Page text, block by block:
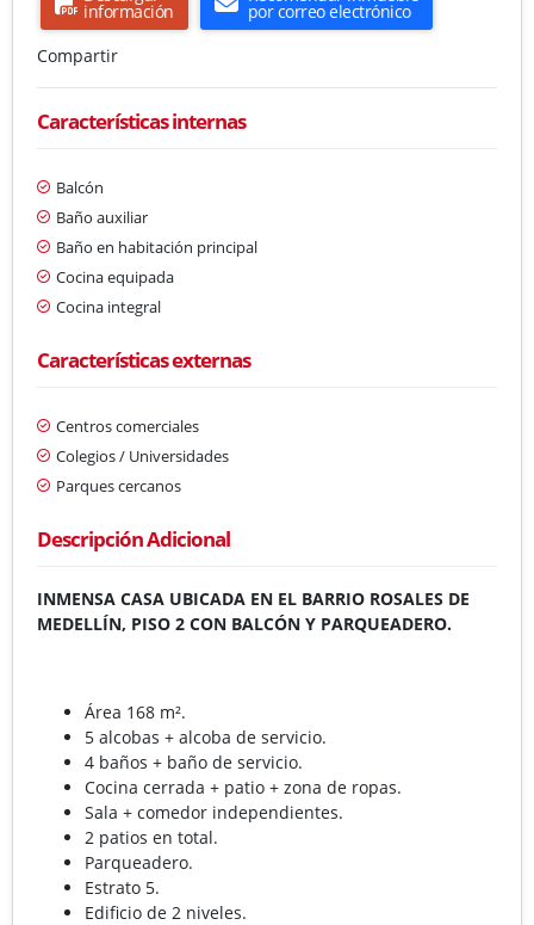
información
por correo electrónico
Compartir
Características internas
Balcón
Baño auxiliar
Baño en habitación principal
Cocina equipada
Cocina integral
Características externas
Centros comerciales
Colegios / Universidades
Parques cercanos
Descripción Adicional
INMENSA CASA UBICADA EN EL BARRIO ROSALES DE
MEDELLÍN, PISO 2 CON BALCÓN Y PARQUEADERO.
Área 168 m².
5 alcobas + alcoba de servicio.
4 baños + baño de servicio.
Cocina cerrada + patio + zona de ropas.
Sala + comedor independientes.
2 patios en total.
Parqueadero.
Estrato 5.
Edificio de 2 niveles.